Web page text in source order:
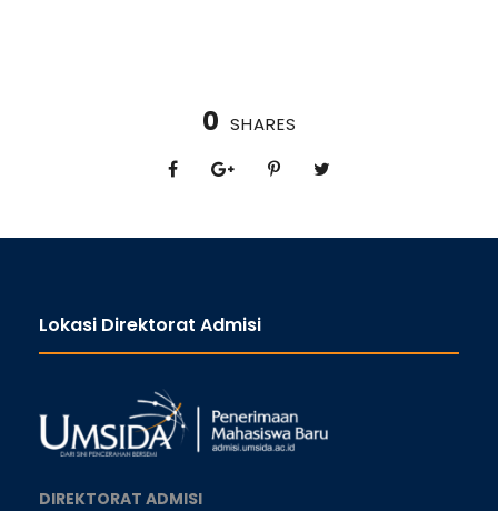
0 SHARES
Lokasi Direktorat Admisi
DIREKTORAT ADMISI